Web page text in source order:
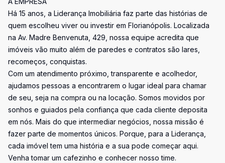
Há 15 anos, a Liderança Imobiliária faz parte das histórias de
quem escolheu viver ou investir em Florianópolis. Localizada
na Av. Madre Benvenuta, 429, nossa equipe acredita que
imóveis vão muito além de paredes e contratos são lares,
recomeços, conquistas.
Com um atendimento próximo, transparente e acolhedor,
ajudamos pessoas a encontrarem o lugar ideal para chamar
de seu, seja na compra ou na locação. Somos movidos por
sonhos e guiados pela confiança que cada cliente deposita
em nós. Mais do que intermediar negócios, nossa missão é
fazer parte de momentos únicos. Porque, para a Liderança,
cada imóvel tem uma história e a sua pode começar aqui.
Venha tomar um cafezinho e conhecer nosso time.